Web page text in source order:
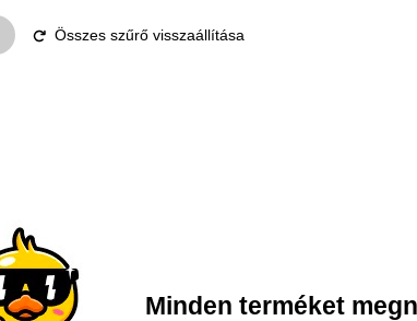
Összes szűrő visszaállítása
Minden terméket